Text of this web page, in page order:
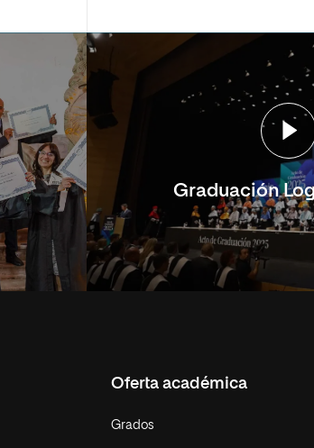
Graduación
Oferta académica
Grados